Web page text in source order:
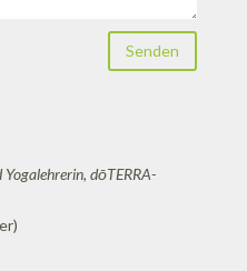
Senden
dōTERRA-